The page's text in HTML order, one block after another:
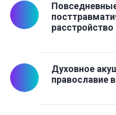
расстройство
Духовное
православие